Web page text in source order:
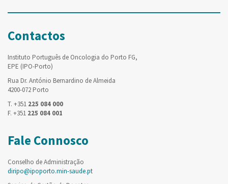
Contactos
Instituto Português de Oncologia do Porto FG,
EPE (IPO-Porto)
Rua Dr. António Bernardino de Almeida
4200-072 Porto
T. +351 225 084 000
F. +351 225 084 001
Fale Connosco
Conselho de Administração
diripo@ipoporto.min-saude.pt